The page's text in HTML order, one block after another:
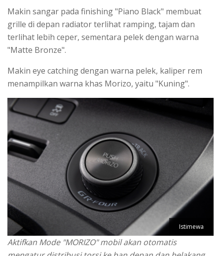
Makin sangar pada finishing "Piano Black" membuat
grille di depan radiator terlihat ramping, tajam dan
terlihat lebih ceper, sementara pelek dengan warna
"Matte Bronze".
Makin eye catching dengan warna pelek, kaliper rem
menampilkan warna khas Morizo, yaitu "Kuning".
Istimewa
Aktifkan Mode "MORIZO" mobil akan otomatis